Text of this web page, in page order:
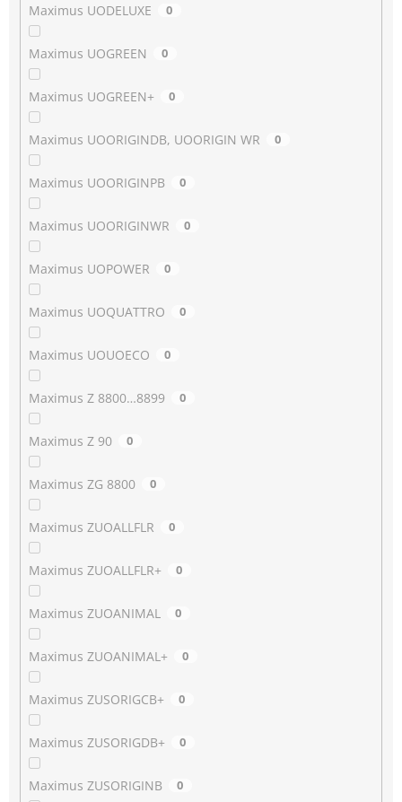
Maximus UODELUXE 0
Maximus UOGREEN 0
Maximus UOGREEN+ 0
Maximus UOORIGINDB, UOORIGIN WR 0
Maximus UOORIGINPB 0
Maximus UOORIGINWR 0
Maximus UOPOWER 0
Maximus UOQUATTRO 0
Maximus UOUOECO 0
Maximus Z 8800…8899 0
Maximus Z 90 0
Maximus ZG 8800 0
Maximus ZUOALLFLR 0
Maximus ZUOALLFLR+ 0
Maximus ZUOANIMAL 0
Maximus ZUOANIMAL+ 0
Maximus ZUSORIGCB+ 0
Maximus ZUSORIGDB+ 0
Maximus ZUSORIGINB 0